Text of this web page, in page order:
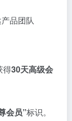
品团队
得30天高级会
会员”标识。